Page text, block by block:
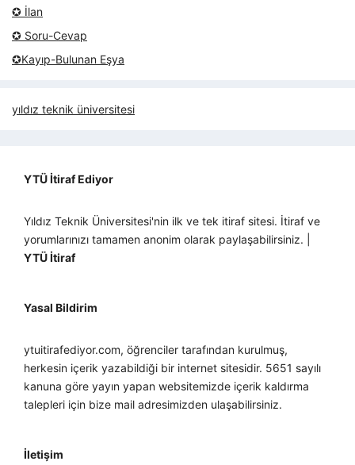
✪ İlan
✪ Soru-Cevap
✪Kayıp-Bulunan Eşya
yıldız teknik üniversitesi
YTÜ İtiraf Ediyor
Yıldız Teknik Üniversitesi'nin ilk ve tek itiraf sitesi. İtiraf ve
yorumlarınızı tamamen anonim olarak paylaşabilirsiniz. |
YTÜ İtiraf
Yasal Bildirim
ytuitirafediyor.com, öğrenciler tarafından kurulmuş,
herkesin içerik yazabildiği bir internet sitesidir. 5651 sayılı
kanuna göre yayın yapan websitemizde içerik kaldırma
talepleri için bize mail adresimizden ulaşabilirsiniz.
İletişim